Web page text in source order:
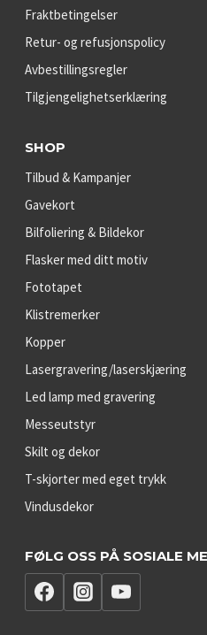
Fraktbetingelser
Retur- og refusjonspolicy
Avbestillingsregler
Tilgjengelighetserklæring
SHOP
Tilbud & Kampanjer
Gavekort
Bilfoliering & Bildekor
Flasker med ditt motiv
Fototapet
Klistremerker
Kopper
Lasergravering/laserskjæring
Led lamp med gravering
Messeutstyr
Skilt og dekor
T-skjorter med eget trykk
Vindusdekor
FØLG OSS PÅ SOSIALE